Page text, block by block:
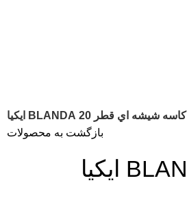
كاسه شيشه اي قطر 20 BLANDA ايكيا
بازگشت به محصولات